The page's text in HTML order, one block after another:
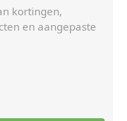
kortingen,
en aangepaste